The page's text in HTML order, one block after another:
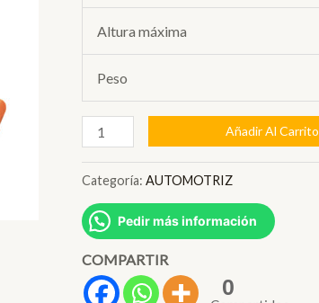
Altura máxima
Peso
GATA
BOTELLA
6T
TRUPER
14814
cantidad
Añadir Al Carrito
Categoría: AUTOMOTRIZ
Pedir más información
COMPARTIR
0